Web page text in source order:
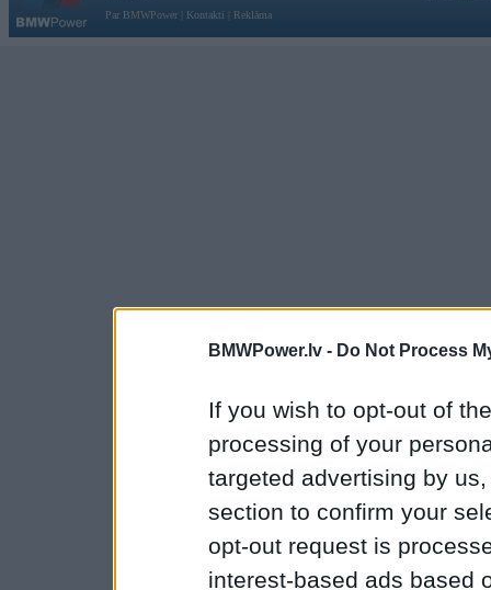
BMWPower.lv - Do Not Process
If you wish to opt-out of
processing of your
targeted advertising by
section to confirm your
opt-out request is
interest-based ads based
Par BMWPower
Kontakti Reklāma